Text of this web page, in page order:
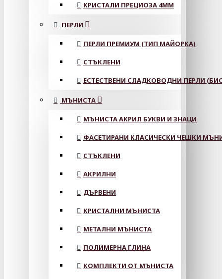
КРИСТАЛИ ПРЕЦИОЗА 4ММ
ПЕРЛИ
ПЕРЛИ ПРЕМИУМ (ТИП МАЙОРКА)
СТЪКЛЕНИ
ЕСТЕСТВЕНИ СЛАДКОВОДНИ ПЕРЛИ
МЪНИСТА
МЪНИСТА АКРИЛ БУКВИ И ЗНАЦИ
ФАСЕТИРАНИ КЛАСИЧЕСКИ ЧЕШКИ
СТЪКЛЕНИ
АКРИЛНИ
ДЪРВЕНИ
КРИСТАЛНИ МЪНИСТА
МЕТАЛНИ МЪНИСТА
ПОЛИМЕРНА ГЛИНА
КОМПЛЕКТИ ОТ МЪНИСТА